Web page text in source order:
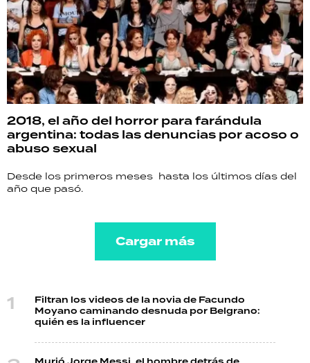
2018, el año del horror para farándula
argentina: todas las denuncias por acoso o
abuso sexual
Desde los primeros meses hasta los últimos días del
año que pasó.
Cargar más
Filtran los videos de la novia de Facundo
Moyano caminando desnuda por Belgrano:
quién es la influencer